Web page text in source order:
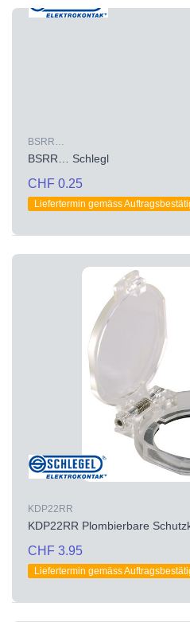
BSRR…
BSRR… Schlegl
CHF 0.25
Liefertermin gemäss
KDP22RR
KDP22RR Plombierbare
CHF 3.95
Liefertermin gemäss